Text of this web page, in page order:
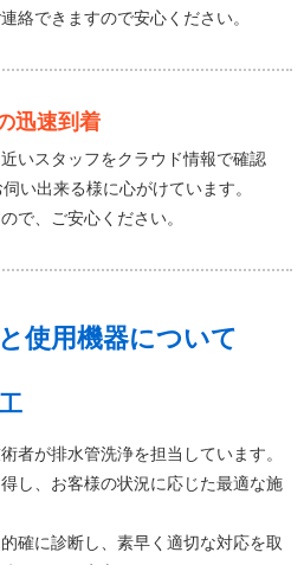
絡できますので安心ください。
迅速到着
いスタッフをクラウド情報で確認
い出来る様に心がけています。
で、ご安心ください。
使用機器について
者が排水管洗浄を担当しています。
し、お客様の状況に応じた最適な施
確に診断し、素早く適切な対応を取